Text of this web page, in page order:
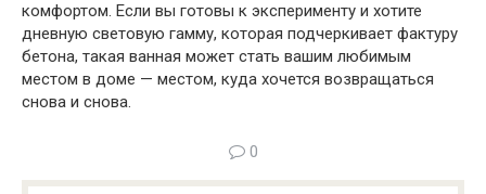
комфортом. Если вы готовы к эксперименту и хотите
дневную световую гамму, которая подчеркивает фактуру
бетона, такая ванная может стать вашим любимым
местом в доме — местом, куда хочется возвращаться
снова и снова.
0